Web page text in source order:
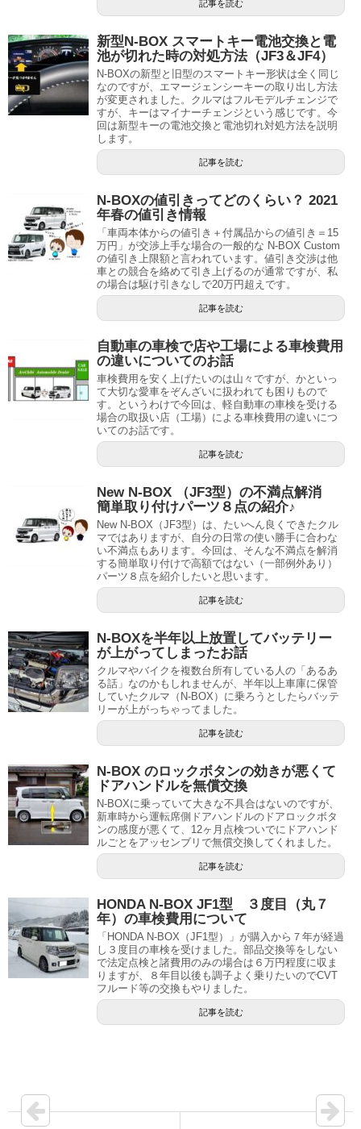
記事を読む
新型N-BOX スマートキー電池交換と電
池が切れた時の対処方法（JF3＆JF4）
N-BOXの新型と旧型のスマートキー形状は全く同じ
なのですが、エマージェンシーキーの取り出し方法
が変更されました。クルマはフルモデルチェンジで
すが、キーはマイナーチェンジという感じです。今
回は新型キーの電池交換と電池切れ対処方法を説明
します。
記事を読む
N-BOXの値引きってどのくらい？ 2021
年春の値引き情報
「車両本体からの値引き＋付属品からの値引き＝15
万円」が交渉上手な場合の一般的な N-BOX Custom
の値引き上限額と言われています。値引き交渉は他
車との競合を絡めて引き上げるのが通常ですが、私
の場合は駆け引きなしで20万円超えです。
記事を読む
自動車の車検で店や工場による車検費用
の違いについてのお話
車検費用を安く上げたいのは山々ですが、かといっ
て大切な愛車をぞんざいに扱われても困りもので
す。というわけで今回は、軽自動車の車検を受ける
場合の取扱い店（工場）による車検費用の違いにつ
いてのお話です。
記事を読む
New N-BOX （JF3型）の不満点解消
簡単取り付けパーツ８点の紹介♪
New N-BOX（JF3型）は、たいへん良くできたクル
マではありますが、自分の日常の使い勝手に合わな
い不満点もあります。今回は、そんな不満点を解消
する簡単取り付けで高額ではない（一部例外あり）
パーツ８点を紹介したいと思います。
記事を読む
N-BOXを半年以上放置してバッテリー
が上がってしまったお話
クルマやバイクを複数台所有している人の「あるあ
る話」なのかもしれませんが、半年以上車庫に保管
していたクルマ（N-BOX）に乗ろうとしたらバッテ
リーが上がっちゃってました。
記事を読む
N-BOX のロックボタンの効きが悪くて
ドアハンドルを無償交換
N-BOXに乗っていて大きな不具合はないのですが、
新車時から運転席側ドアハンドルのドアロックボタ
ンの感度が悪くて、12ヶ月点検ついでにドアハンド
ルごとをアッセンブリで無償交換してくれました。
記事を読む
HONDA N-BOX JF1型 ３度目（丸７
年）の車検費用について
「HONDA N-BOX（JF1型）」が購入から７年が経過
し３度目の車検を受けました。部品交換等をしない
で法定点検と諸費用のみの場合は６万円程度に収ま
りますが、８年目以後も調子よく乗りたいのでCVT
フルード等の交換もやりました。
記事を読む